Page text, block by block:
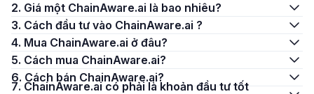
2. Giá một ChainAware.ai là bao nhiêu?
3. Cách đầu tư vào ChainAware.ai ?
4. Mua ChainAware.ai ở đâu?
5. Cách mua ChainAware.ai?
6. Cách bán ChainAware.ai?
7. ChainAware.ai có phải là khoản đầu tư tốt